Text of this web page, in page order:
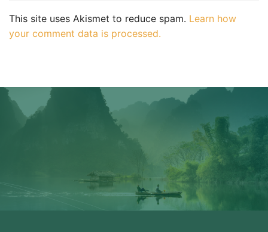
This site uses Akismet to reduce spam. Learn how
your comment data is processed.